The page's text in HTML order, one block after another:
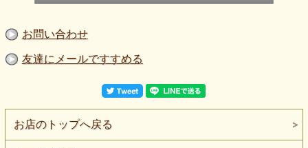
お問い合わせ
友達にメールですすめる
お店のトップへ戻る